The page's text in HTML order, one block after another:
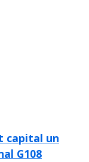
capital un
G108